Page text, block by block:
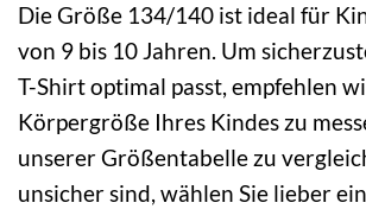
Die Größe 134/140 ist ideal für
von 9 bis 10 Jahren. Um
T-Shirt optimal passt, empfehlen
Körpergröße Ihres Kindes zu
unserer Größentabelle zu
unsicher sind, wählen Sie lieber